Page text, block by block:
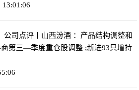
13:01:06
公司点评丨山西汾酒 ：产品结构调整和
第三—季度重仓股调整 ;新进93只增持